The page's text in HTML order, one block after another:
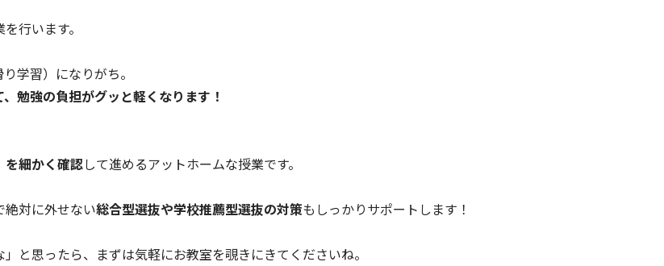
行います。
学習）になりがち。
勉強の負担がグッと軽くなります！
を細かく確認して進めるアットホームな授業です。
対に外せない総合型選抜や学校推薦型選抜の対策もしっかりサポートします！
と思ったら、まずは気軽にお教室を覗きにきてくださいね。